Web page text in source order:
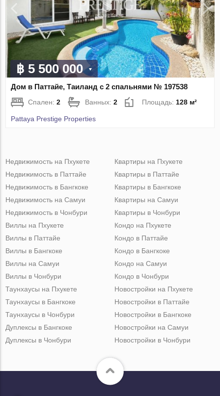
฿ 5 500 000
Дом в Паттайе, Таиланд с 2 спальнями № 197538
Спален:2 Ванных:2 Площадь: 128 м²
Pattaya Prestige Properties
Недвижимость на Пхукете
Недвижимость в Паттайе
Недвижимость в Бангкоке
Недвижимость на Самуи
Недвижимость в Чонбури
Квартиры на Пхукете
Квартиры в Паттайе
Квартиры в Бангкоке
Квартиры на Самуи
Квартиры в Чонбури
Виллы на Пхукете
Виллы в Паттайе
Виллы в Бангкоке
Виллы на Самуи
Виллы в Чонбури
Кондо на Пхукете
Кондо в Паттайе
Кондо в Бангкоке
Кондо на Самуи
Кондо в Чонбури
Таунхаусы на Пхукете
Таунхаусы в Бангкоке
Таунхаусы в Чонбури
Дуплексы в Бангкоке
Дуплексы в Чонбури
Новостройки на Пхукете
Новостройки в Паттайе
Новостройки в Бангкоке
Новостройки на Самуи
Новостройки в Чонбури